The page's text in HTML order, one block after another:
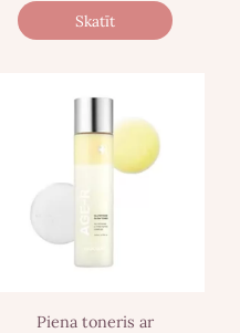
Skatīt
Piena toneris ar